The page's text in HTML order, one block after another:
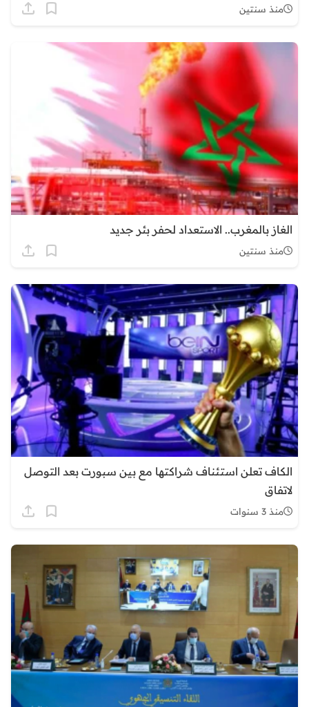
منذ سنتين
الغاز بالمغرب.. الاستعداد لحفر بئر جديد
منذ سنتين
الكاف تعلن استئناف شراكتها مع بين سبورت بعد التوصل
لاتفاق
منذ 3 سنوات